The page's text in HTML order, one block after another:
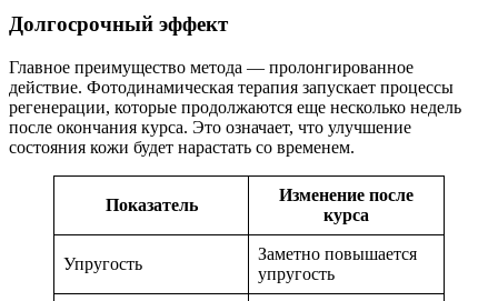
Долгосрочный эффект
Главное преимущество метода — пролонгированное
действие. Фотодинамическая терапия запускает процессы
регенерации, которые продолжаются еще несколько недель
после окончания курса. Это означает, что улучшение
состояния кожи будет нарастать со временем.
Показатель
Изменение после
курса
Упругость
Заметно повышается
упругость